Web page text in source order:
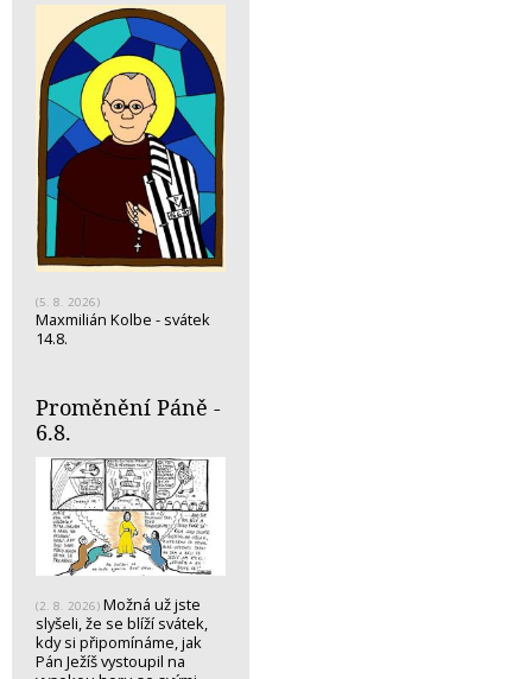
(5. 8. 2026)
Maxmilián Kolbe - svátek
14.8.
Proměnění Páně -
6.8.
(2. 8. 2026) Možná už jste
slyšeli, že se blíží svátek,
kdy si připomínáme, jak
Pán Ježíš vystoupil na